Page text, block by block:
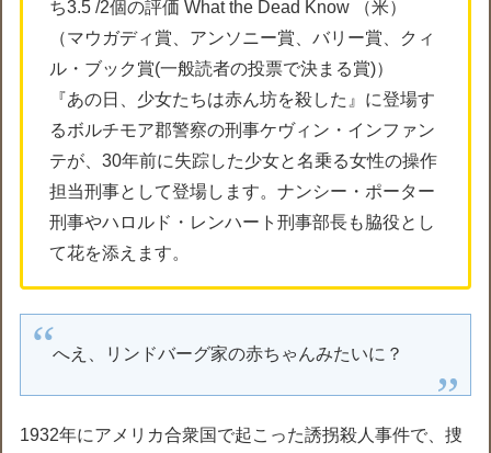
ち3.5 /2個の評価 What the Dead Know （米）
（マウガディ賞、アンソニー賞、バリー賞、クィ
ル・ブック賞(一般読者の投票で決まる賞)）
『あの日、少女たちは赤ん坊を殺した』に登場す
るボルチモア郡警察の刑事ケヴィン・インファン
テが、30年前に失踪した少女と名乗る女性の操作
担当刑事として登場します。ナンシー・ポーター
刑事やハロルド・レンハート刑事部長も脇役とし
て花を添えます。
へえ、リンドバーグ家の赤ちゃんみたいに？
1932年にアメリカ合衆国で起こった誘拐殺人事件で、捜